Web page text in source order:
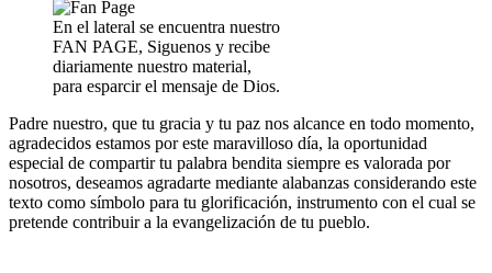
En el lateral se encuentra nuestro
FAN PAGE, Siguenos y recibe
diariamente nuestro material,
para esparcir el mensaje de Dios.
Padre nuestro, que tu gracia y tu paz nos alcance en todo momento,
agradecidos estamos por este maravilloso día, la oportunidad
especial de compartir tu palabra bendita siempre es valorada por
nosotros, deseamos agradarte mediante alabanzas considerando este
texto como símbolo para tu glorificación, instrumento con el cual se
pretende contribuir a la evangelización de tu pueblo.